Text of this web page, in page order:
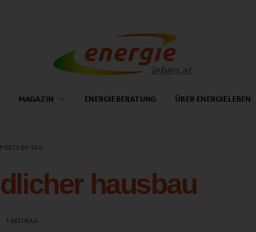
MAGAZIN ENERGIEBERATUNG ÜBER ENERGIELEBEN
POSTS BY TAG
hausbau
1 BEITRAG